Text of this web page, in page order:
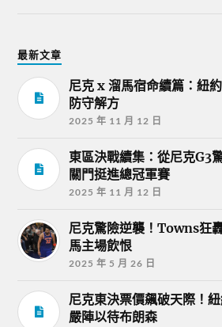
最新文章
尼克 x 溜馬宿命續篇：紐
防守解方
2025 年 11 月 12 日
東區決戰續集：從尼克G3
關門挺進總冠軍賽
2025 年 11 月 12 日
尼克驚險逆襲！Towns狂
馬主場飲恨
2025 年 5 月 26 日
尼克東決票價飆破天際！
嚴陣以待布朗森